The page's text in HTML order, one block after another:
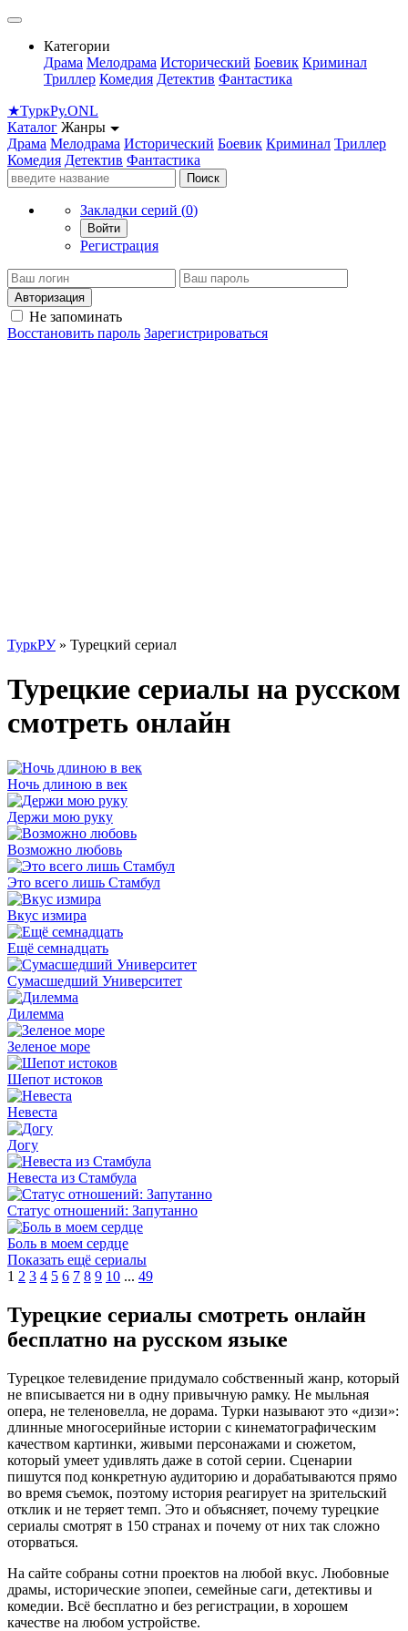
Категории
Драма Мелодрама Исторический Боевик Криминал
Триллер Комедия Детектив Фантастика
★ТуркРу.ONL
Каталог Жанры
Драма Мелодрама Исторический Боевик Криминал Триллер
Комедия Детектив Фантастика
Поиск
Закладки серий (0)
Войти
Регистрация
Авторизация
Не запоминать
Восстановить пароль Зарегистрироваться
ТуркРУ» Турецкий сериал
Турецкие сериалы на русском
смотреть онлайн
Ночь длиною в век
Держи мою руку
Возможно любовь
Это всего лишь Стамбул
Вкус измира
Ещё семнадцать
Сумасшедший Университет
Дилемма
Зеленое море
Шепот истоков
Невеста
Догу
Невеста из Стамбула
Статус отношений: Запутанно
Боль в моем сердце
Показать ещё сериалы
1 2 3 4 5 6 7 8 9 10 ... 49
Турецкие сериалы смотреть онлайн
бесплатно на русском языке
Турецкое телевидение придумало собственный жанр, который
не вписывается ни в одну привычную рамку. Не мыльная
опера, не теленовелла, не дорама. Турки называют это «дизи»:
длинные многосерийные истории с кинематографическим
качеством картинки, живыми персонажами и сюжетом,
который умеет удивлять даже в сотой серии. Сценарии
пишутся под конкретную аудиторию и дорабатываются прямо
во время съемок, поэтому история реагирует на зрительский
отклик и не теряет темп. Это и объясняет, почему турецкие
сериалы смотрят в 150 странах и почему от них так сложно
оторваться.
На сайте собраны сотни проектов на любой вкус. Любовные
драмы, исторические эпопеи, семейные саги, детективы и
комедии. Всё бесплатно и без регистрации, в хорошем
качестве на любом устройстве.